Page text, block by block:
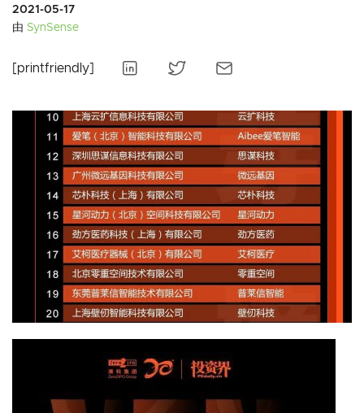
2021-05-17
由 SynSense
[printfriendly]